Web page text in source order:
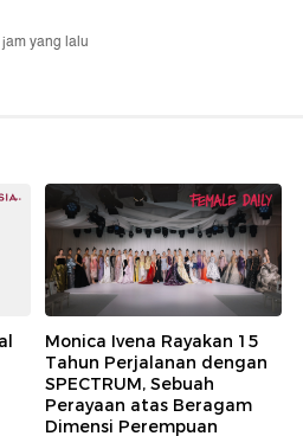
yang lalu
Monica Ivena Rayakan 15
Tahun Perjalanan dengan
SPECTRUM, Sebuah
Perayaan atas Beragam
Dimensi Perempuan